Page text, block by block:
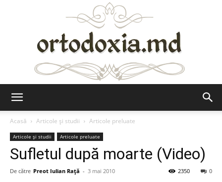
Acasă
Articole şi studii Articole preluate
Articole şi studii Articole preluate
Sufletul după moarte (Video)
De către Preot Iulian Raţă - 3 mai 2010 0
2350